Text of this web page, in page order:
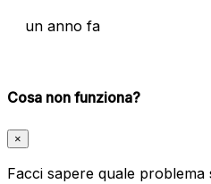
un anno fa
Cosa non funziona?
×
Facci sapere quale